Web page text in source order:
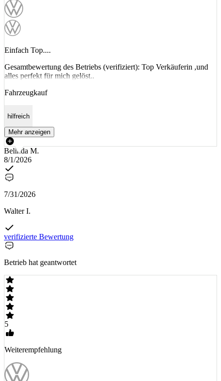
Einfach Top....
Gesamtbewertung des Betriebs (verifiziert): Top Verkäuferin ,und
alles perfekt für mich gelöst..
Fahrzeugkauf
hilfreich
Mehr anzeigen
Belinda M.
8/1/2026
7/31/2026
Walter I.
verifizierte Bewertung
Betrieb hat geantwortet
5
Weiterempfehlung